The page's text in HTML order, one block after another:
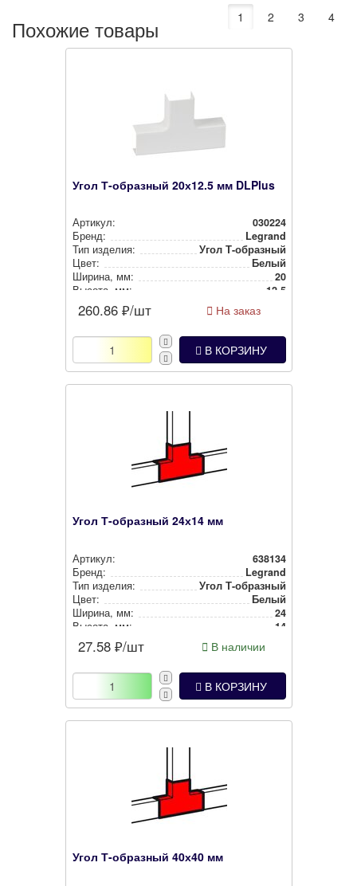
Похожие товары 1 2 3 4
Угол Т-образный 20х12.5 мм DLPlus
Артикул:
030224
Бренд:
Legrand
Тип изделия:
Угол Т-образный
Цвет:
Белый
Ширина, мм:
20
Высота, мм:
12.5
260.86 ₽/шт На заказ
В КОРЗИНУ
Угол Т-образный 24х14 мм
Артикул:
638134
Бренд:
Legrand
Тип изделия:
Угол Т-образный
Цвет:
Белый
Ширина, мм:
24
Высота, мм:
14
27.58 ₽/шт В наличии
В КОРЗИНУ
Угол Т-образный 40х40 мм